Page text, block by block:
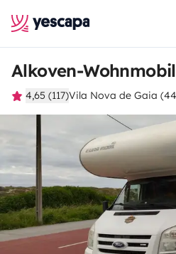
Alkoven-
4,65 (117)Vila Nova de Gaia